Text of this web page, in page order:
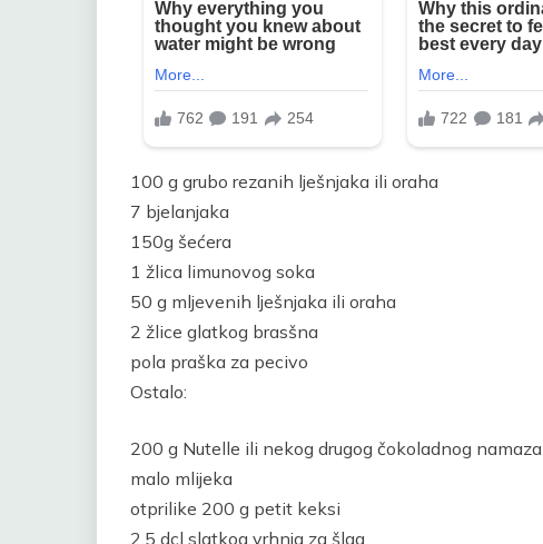
100 g grubo rezanih lješnjaka ili oraha
7 bjelanjaka
150g šećera
1 žlica limunovog soka
50 g mljevenih lješnjaka ili oraha
2 žlice glatkog brasšna
pola praška za pecivo
Ostalo:
200 g Nutelle ili nekog drugog čokoladnog namaza
malo mlijeka
otprilike 200 g petit keksi
2.5 dcl slatkog vrhnja za šlag